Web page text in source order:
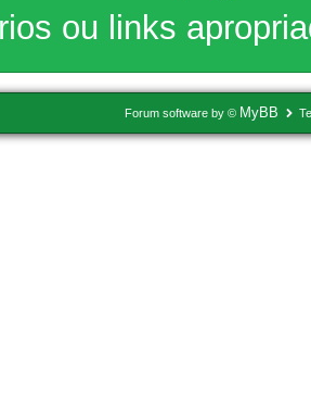
ou links
Forum software by © MyBB